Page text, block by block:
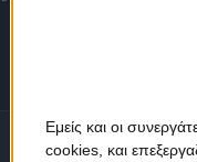
Εμείς και οι
cookies, και